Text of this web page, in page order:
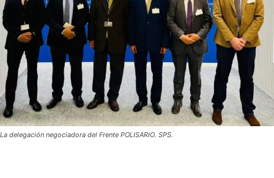
La delegación negociadora del Frente POLISARIO. SPS.